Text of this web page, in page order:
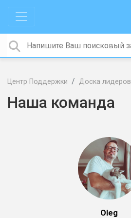
Центр Поддержки Доска лидеров
Наша команда
Oleg